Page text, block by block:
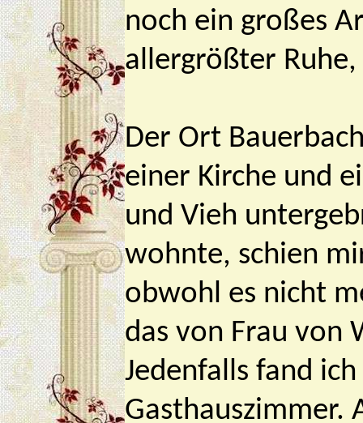
noch ein großes
allergrößter
Der Ort
einer Kirche und
und Vieh
wohnte, schien
obwohl es nicht
das von Frau von
Jedenfalls fand
Gasthauszimmer.